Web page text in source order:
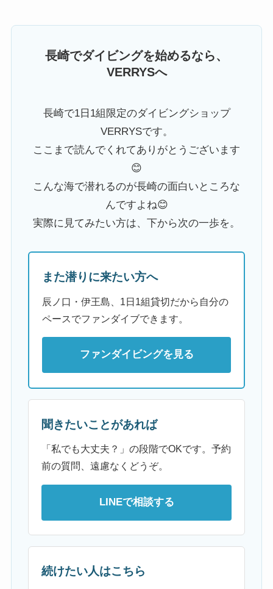
長崎でダイビングを始めるなら、
VERRYSへ
長崎で1日1組限定のダイビングショップ
VERRYSです。
ここまで読んでくれてありがとうございます
😊
こんな海で潜れるのが長崎の面白いところな
んですよね😊
実際に見てみたい方は、下から次の一歩を。
また潜りに来たい方へ
辰ノ口・伊王島、1日1組貸切だから自分の
ペースでファンダイブできます。
ファンダイビングを見る
聞きたいことがあれば
「私でも大丈夫？」の段階でOKです。予約
前の質問、遠慮なくどうぞ。
LINEで相談する
続けたい人はこちら